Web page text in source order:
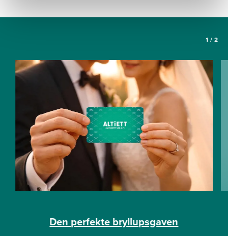
1 / 2
Den perfekte bryllupsgaven